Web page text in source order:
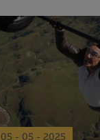
05 - 05 - 2025